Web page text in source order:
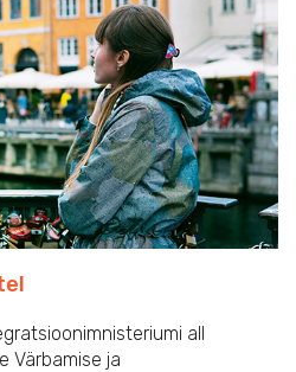
all
Värbamise ja